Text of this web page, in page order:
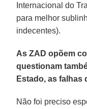
Internacional do
para melhor
indecentes).
As ZAD opõem
questionam
Estado, as falhas
Não foi preciso